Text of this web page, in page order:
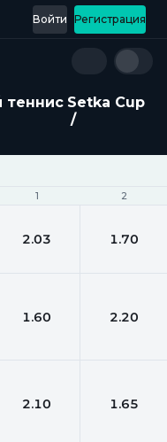
Регистрация
Войти
теннис Setka Cup
1 2
1 2
2.03 1.70
1.60 2.20
2.10 1.65